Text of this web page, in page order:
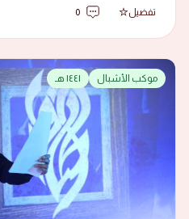
تفضيل 0
موكب الأشبال ١٤٤١ هـ